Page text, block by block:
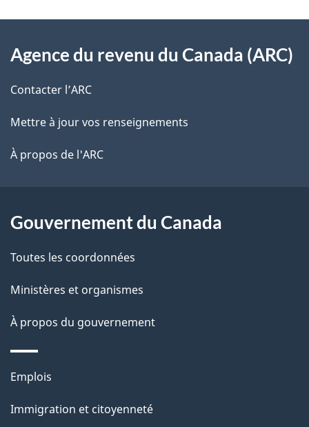
l
s
l
a
a
g
e
o
t
r
e
é
t
a
t
i
n
s
u
r
c
propos
de
ce
site
Agence du revenu du Canada (ARC)
Contacter l’ARC
Mettre à jour vos renseignements
À propos de l'ARC
Gouvernement du Canada
Toutes les coordonnées
Ministères et organismes
À propos du gouvernement
Thèmes
sujets
Emplois
Immigration et citoyenneté